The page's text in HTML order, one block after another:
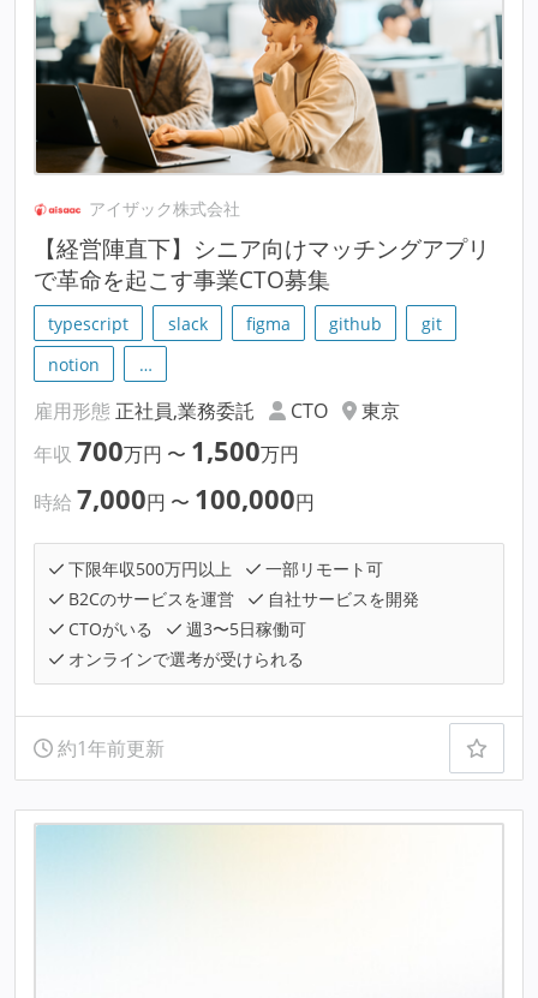
アイザック株式会社
【経営陣直下】シニア向けマッチングアプリ
で革命を起こす事業CTO募集
typescript slack figma github
git
notion
…
雇用形態 正社員,業務委託 CTO
東京
年収 700万円 〜 1,500万円
時給 7,000円 〜 100,000円
下限年収500万円以上
一部リモート可
B2Cのサービスを運営
自社サービスを開発
CTOがいる
週3〜5日稼働可
オンラインで選考が受けられる
約1年前更新